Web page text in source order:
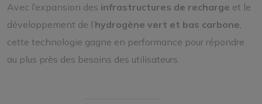
Avec l’expansion des infrastructures de recharge et le
développement de l’hydrogène vert et bas carbone
cette technologie gagne en performance pour répondre
au plus près des besoins des utilisateurs.